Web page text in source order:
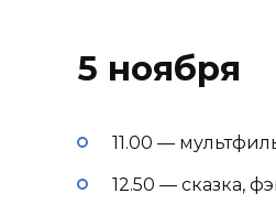
5 ноября
11.00 —
12.50 — сказка,